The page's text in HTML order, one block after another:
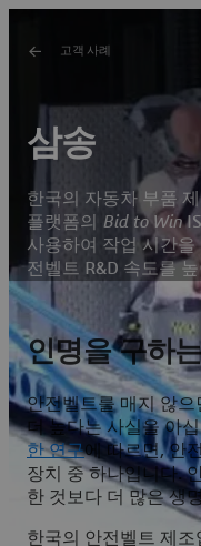
고객 사례
삼송
한국의 자동차 부품
플랫폼의 Bid to Win
사용하여 작업 시간
전벨트 R&D 속도를
인명을 구하
안전벨트를 매지 않
더 높다는 사실을 아
한 연구에 따르면, 안
장치 중 하나입니다.
한 것보다 더 많은 생
한국의 안전벨트 제